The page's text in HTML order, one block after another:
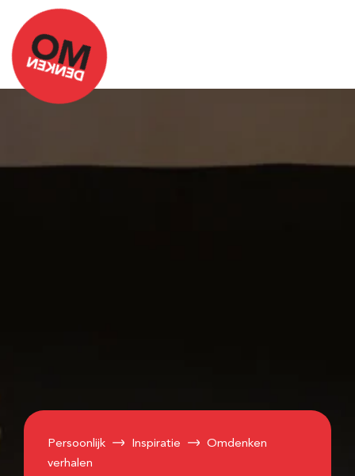
Persoonlijk Inspiratie
Omdenken
verhalen